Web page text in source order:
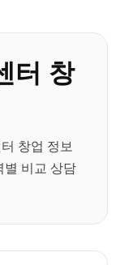
터 창
창업 정보
별 비교 상담